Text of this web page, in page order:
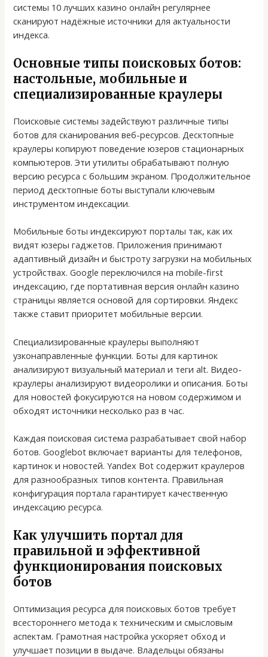
системы 10 лучших казино онлайн регулярнее
сканируют надёжные источники для актуальности
индекса.
Основные типы поисковых ботов:
настольные, мобильные и
специализированные краулеры
Поисковые системы задействуют различные типы
ботов для сканирования веб-ресурсов. Десктопные
краулеры копируют поведение юзеров стационарных
компьютеров. Эти утилиты обрабатывают полную
версию ресурса с большим экраном. Продолжительное
период десктопные боты выступали ключевым
инструментом индексации.
Мобильные боты индексируют порталы так, как их
видят юзеры гаджетов. Приложения принимают
адаптивный дизайн и быстроту загрузки на мобильных
устройствах. Google переключился на mobile-first
индексацию, где портативная версия онлайн казино
страницы является основой для сортировки. Яндекс
также ставит приоритет мобильные версии.
Специализированные краулеры выполняют
узконаправленные функции. Боты для картинок
анализируют визуальный материал и теги alt. Видео-
краулеры анализируют видеоролики и описания. Боты
для новостей фокусируются на новом содержимом и
обходят источники несколько раз в час.
Каждая поисковая система разрабатывает свой набор
ботов. Googlebot включает варианты для телефонов,
картинок и новостей. Yandex Bot содержит краулеров
для разнообразных типов контента. Правильная
конфигурация портала гарантирует качественную
индексацию ресурса.
Как улучшить портал для
правильной и эффективной
функционирования поисковых
ботов
Оптимизация ресурса для поисковых ботов требует
всестороннего метода к техническим и смысловым
аспектам. Грамотная настройка ускоряет обход и
улучшает позиции в выдаче. Владельцы обязаны